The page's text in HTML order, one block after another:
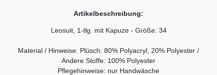
Artikelbeschreibung:
Leosuit, 1-tlg. mit Kapuze - Größe: 34
Material / Hinweise: Plüsch: 80% Polyacryl, 20% Polyester /
Andere Stoffe: 100% Polyester
Pflegehinweise: nur Handwäsche